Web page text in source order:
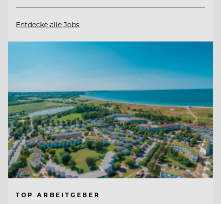
Entdecke alle Jobs
TOP ARBEITGEBER